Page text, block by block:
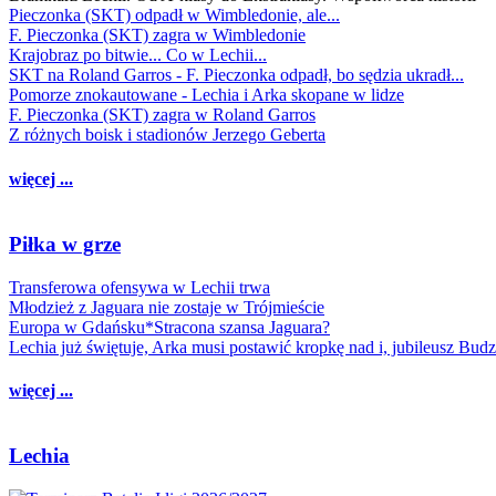
Pieczonka (SKT) odpadł w Wimbledonie, ale...
F. Pieczonka (SKT) zagra w Wimbledonie
Krajobraz po bitwie... Co w Lechii...
SKT na Roland Garros - F. Pieczonka odpadł, bo sędzia ukradł...
Pomorze znokautowane - Lechia i Arka skopane w lidze
F. Pieczonka (SKT) zagra w Roland Garros
Z różnych boisk i stadionów Jerzego Geberta
więcej ...
Piłka w grze
Transferowa ofensywa w Lechii trwa
Młodzież z Jaguara nie zostaje w Trójmieście
Europa w Gdańsku*Stracona szansa Jaguara?
Lechia już świętuje, Arka musi postawić kropkę nad i, jubileusz
więcej ...
Lechia